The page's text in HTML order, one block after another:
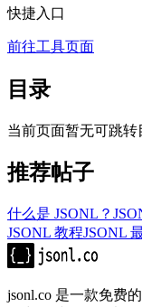
快捷入口
前往工具页面
目录
当前页面暂无可跳转
推荐帖子
什么是 JSONL？
JSONL 教程JSONL
jsonl.co 是一款免费